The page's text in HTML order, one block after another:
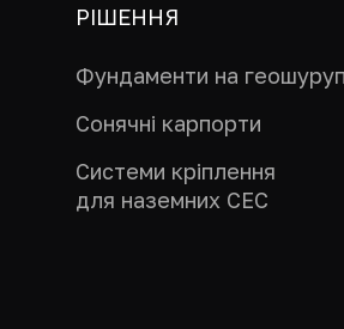
РІШЕННЯ
Фундаменти на
Сонячні карпорти
Системи кріплення
для наземних СЕС